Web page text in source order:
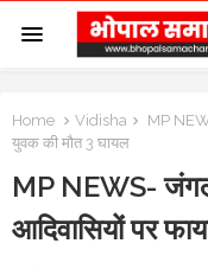
Home Vidisha
MP
युवक की मौत 3 घायल
MP NEWS-
आदिवासियों पर